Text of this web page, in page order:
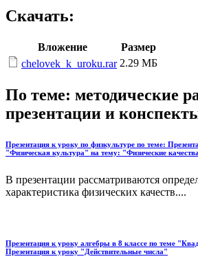
Скачать:
Вложение
Размер
chelovek_k_uroku.rar 2.29 МБ
По теме: методические
презентации и
Презентация к уроку по физкультуре по теме:
"Физическая культура" на тему: "Физические
В презентации рассматриваются
характеристика физических качеств....
Презентация к уроку алгебры в 8 классе по теме
Презентация к уроку "Действительные числа"